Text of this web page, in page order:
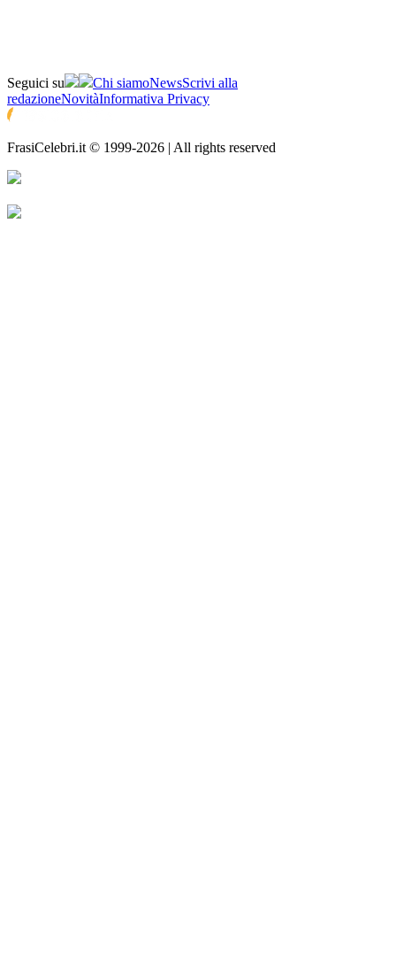
Seguici su Chi siamoNewsScrivi alla
redazioneNovitàInformativa Privacy
FrasiCelebri.it © 1999-2026 | All rights reserved